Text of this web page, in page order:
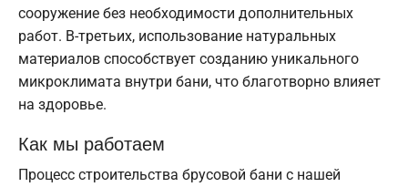
сооружение без необходимости дополнительных
работ. В-третьих, использование натуральных
материалов способствует созданию уникального
микроклимата внутри бани, что благотворно влияет
на здоровье.
Как мы работаем
Процесс строительства брусовой бани с нашей